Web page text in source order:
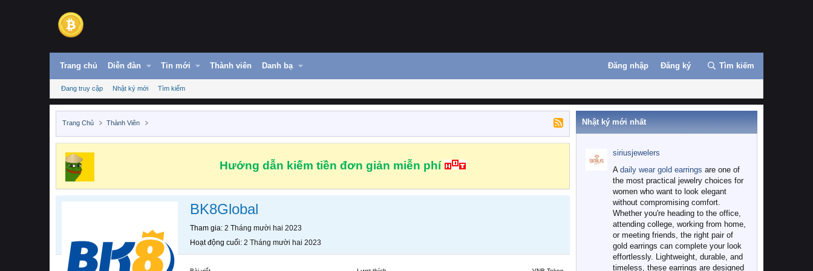
Trang chủ Diễn đàn Tin mới Thành viên Danh bạ Đăng nhập Đăng ký Tìm kiếm
Đang truy cập Nhật ký mới Tìm kiếm
Trang Chủ Thành Viên
Hướng dẫn kiếm tiền đơn giản miễn phí
BK8Global
Tham gia 2 Tháng mười hai 2023
Hoạt động cuối 2 Tháng mười hai 2023
Nhật ký mới nhất
siriusjewelers
A daily wear gold earrings are one of
the most practical jewelry choices for
women who want to look elegant
without compromising comfort.
Whether you're heading to the office,
attending college, working from home,
or meeting friends, the right pair of
gold earrings can complete your look
effortlessly. Lightweight, durable, and
timeless, these earrings are designed